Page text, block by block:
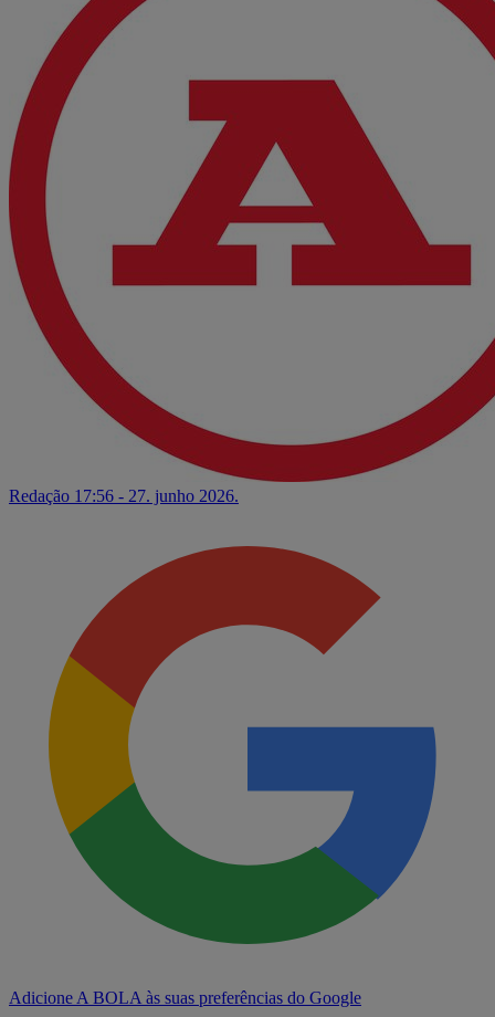
Redação 17:56 - 27. junho 2026.
Adicione A BOLA às suas preferências do Google